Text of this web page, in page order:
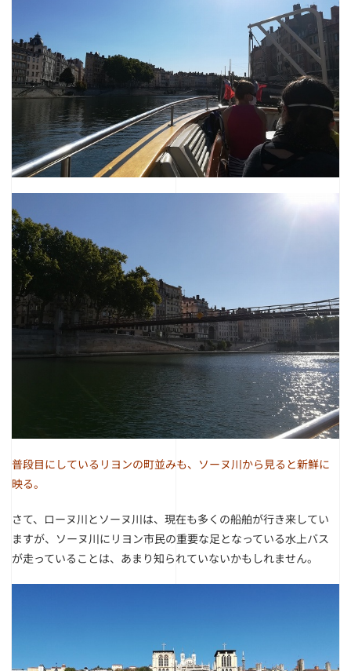
普段目にしているリヨンの町並みも、ソーヌ川から見ると新鮮に
映る。
さて、ローヌ川とソーヌ川は、現在も多くの船舶が行き来してい
ますが、ソーヌ川にリヨン市民の重要な足となっている水上バス
が走っていることは、あまり知られていないかもしれません。